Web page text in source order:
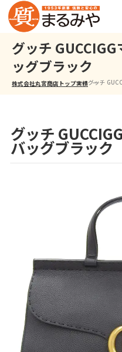
グッチ
ッグブラック
株式会社丸宮商店トップ⁩実績グッチ
グッチ
バッグブラック